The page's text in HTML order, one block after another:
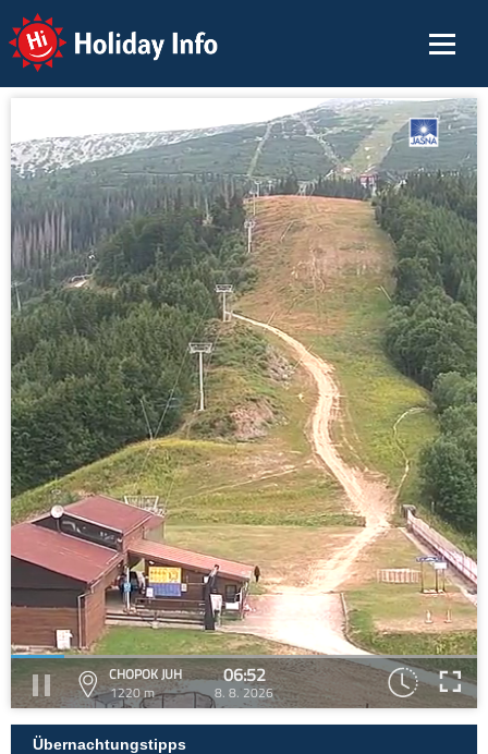
Holiday Info
CHOPOK JUH
1220 m
06:52
8. 8. 2026
Übernachtungstipps